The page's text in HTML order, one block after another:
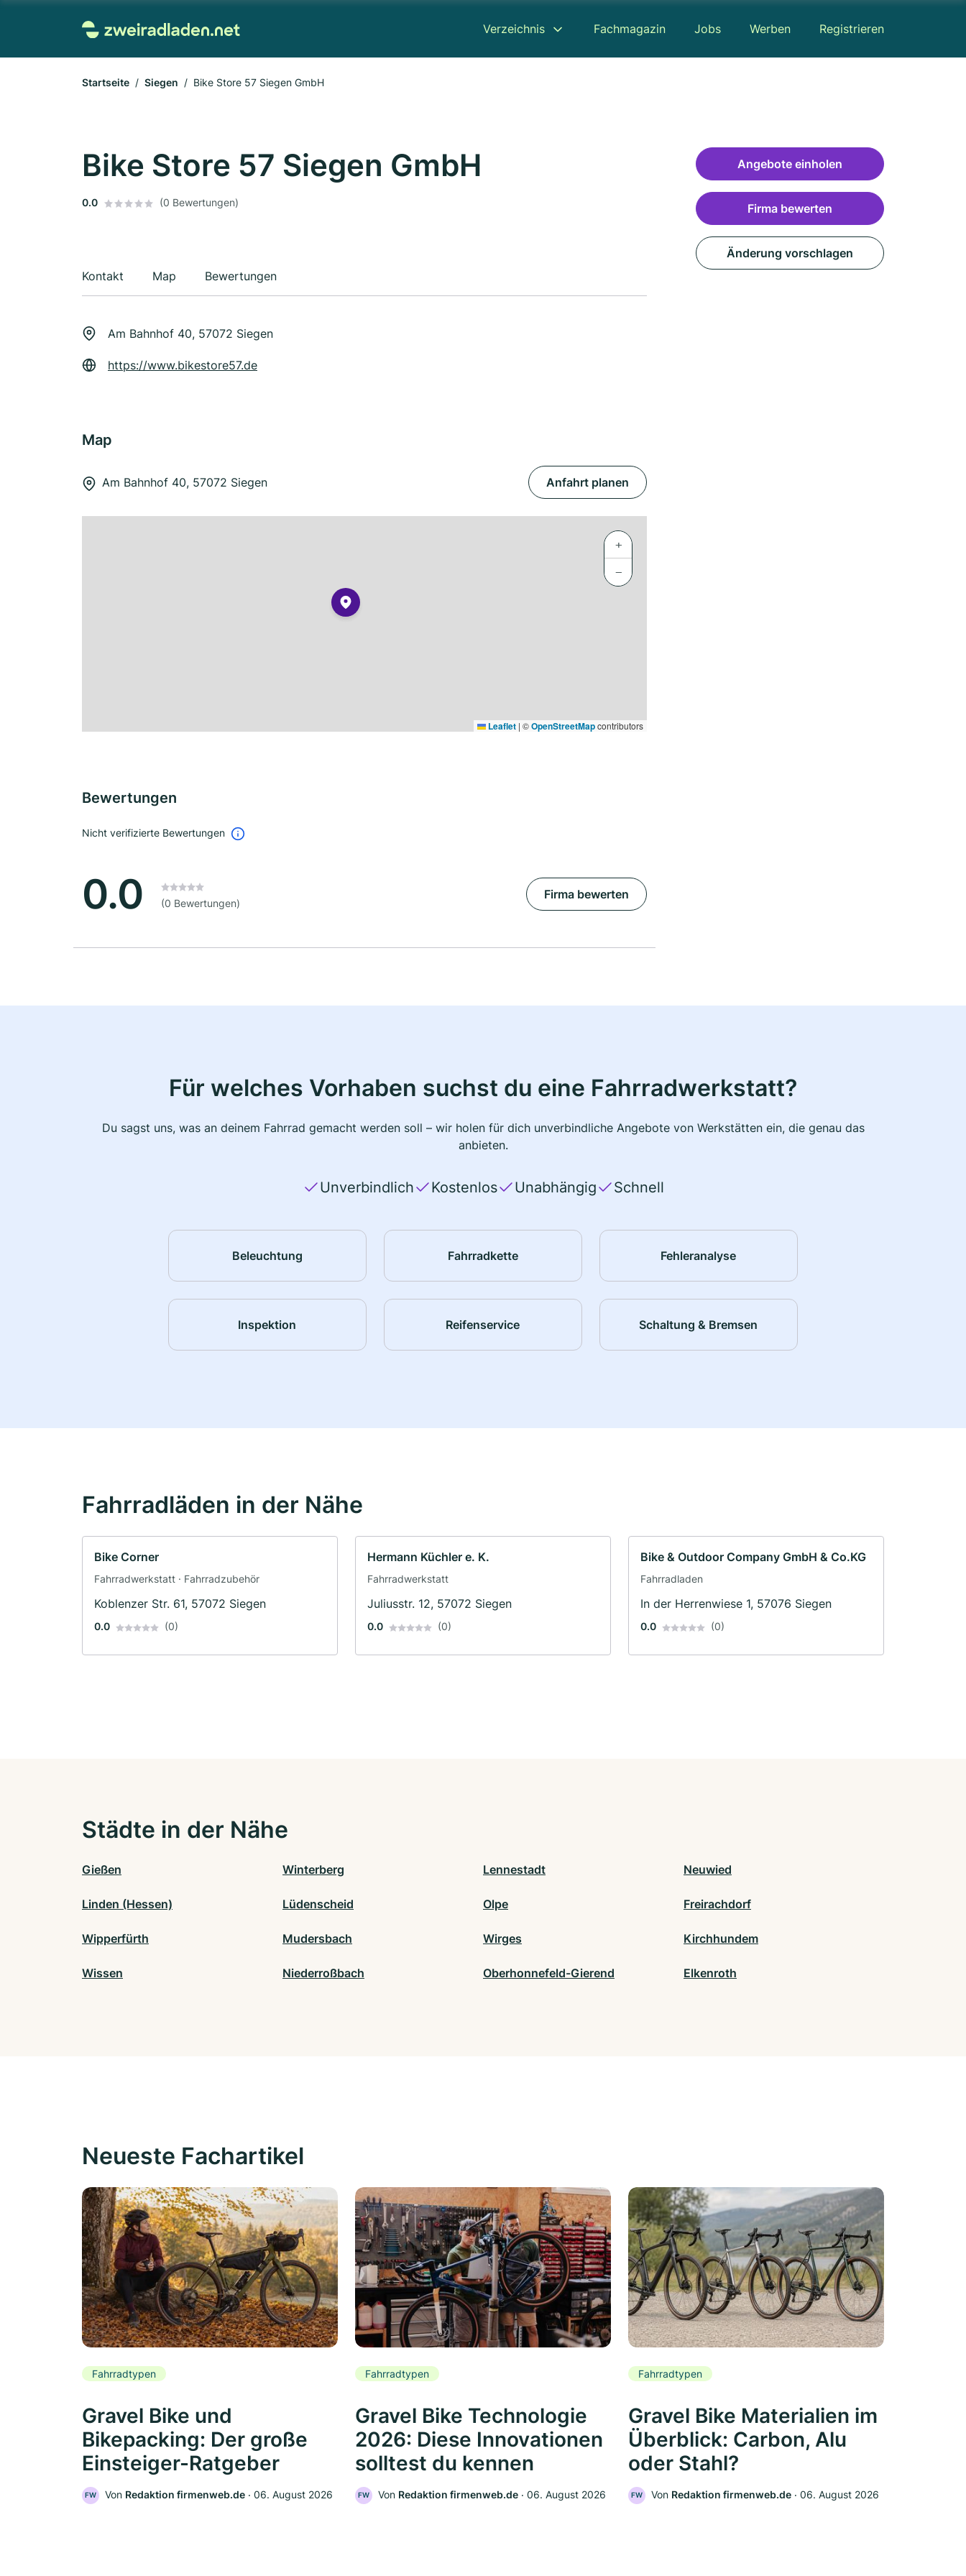
Verzeichnis Fachmagazin Jobs Werben Registrieren
Startseite Siegen Bike Store 57 Siegen GmbH
Bike Store 57 Siegen GmbH
0.0 (0 Bewertungen)
Kontakt Map Bewertungen
Am Bahnhof 40, 57072 Siegen
https://www.bikestore57.de
Map
Am Bahnhof 40, 57072 Siegen Anfahrt planen
+
−
Leaflet | ©OpenStreetMapcontributors
Bewertungen
Nicht verifizierte Bewertungen
0.0 (0 Bewertungen)
Firma bewerten
Angebote einholen
Firma bewerten
Änderung vorschlagen
Für welches Vorhaben suchst du eine Fahrradwerkstatt?
Du sagst uns, was an deinem Fahrrad gemacht werden soll – wir holen für dich unverbindliche Angebote von Werkstätten ein, die genau das
anbieten.
Unverbindlich Kostenlos Unabhängig Schnell
Beleuchtung Fahrradkette Fehleranalyse
Inspektion Reifenservice Schaltung & Bremsen
Fahrradläden in der Nähe
Bike Corner
Fahrradwerkstatt · Fahrradzubehör
Koblenzer Str. 61, 57072 Siegen
0.0 (0)
Hermann Küchler e. K.
Fahrradwerkstatt
Juliusstr. 12, 57072 Siegen
0.0 (0)
Bike & Outdoor Company GmbH & Co.KG
Fahrradladen
In der Herrenwiese 1, 57076 Siegen
0.0 (0)
Städte in der Nähe
Gießen Winterberg Lennestadt Neuwied
Linden (Hessen) Lüdenscheid Olpe Freirachdorf
Wipperfürth Mudersbach Wirges Kirchhundem
Wissen Niederroßbach Oberhonnefeld-Gierend Elkenroth
Neueste Fachartikel
Fahrradtypen
Gravel Bike und
Bikepacking: Der große
Einsteiger-Ratgeber
FW Von Redaktion firmenweb.de ‧ 06. August 2026
Fahrradtypen
Gravel Bike Technologie
2026: Diese Innovationen
solltest du kennen
FW Von Redaktion firmenweb.de ‧ 06. August 2026
Fahrradtypen
Gravel Bike Materialien im
Überblick: Carbon, Alu
oder Stahl?
FW Von Redaktion firmenweb.de ‧ 06. August 2026